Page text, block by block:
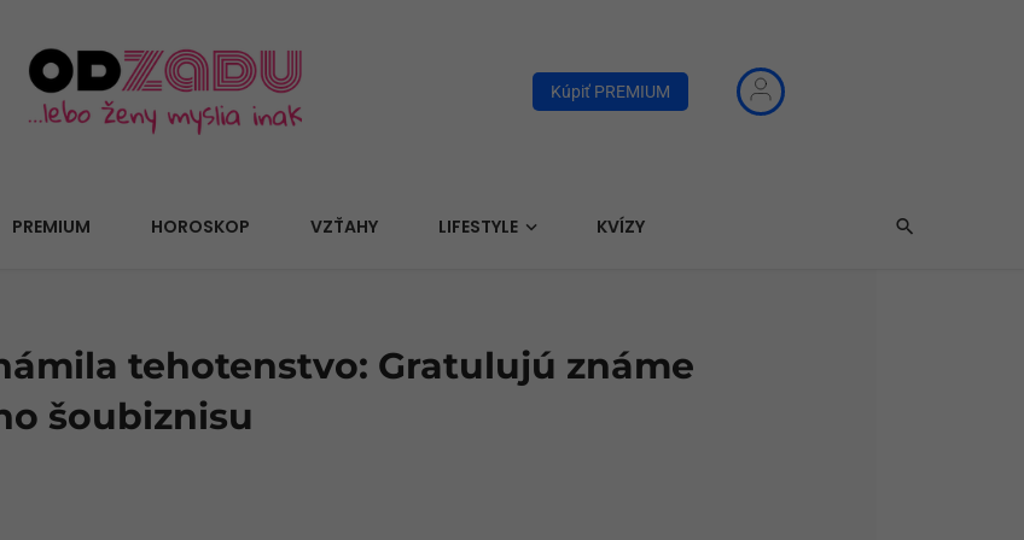
Kúpiť PREMIUM
PREMIUM HOROSKOP VZŤAHY LIFESTYLE KVÍZY
tehotenstvo: Gratulujú známe
šoubiznisu